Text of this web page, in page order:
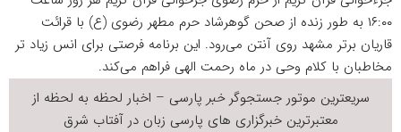
۱۶:۰۰ به طور زنده از صحن گوهرشاد حرم مطهر رضوی (ع) با قرائت
قاریان برتر مشهد روی آنتن می‌رود. این برنامه فرصتی برای انس زیاد تر
مخاطبان با کلام وحی در ماه رحمت الهی فراهم می‌کند.
سریعترین موتور جستجوگرخبر پارسی – اخبار لحظه به لحظه از
معتبرترین خبرگزاری های پارسی زبان درآفتاب شرق